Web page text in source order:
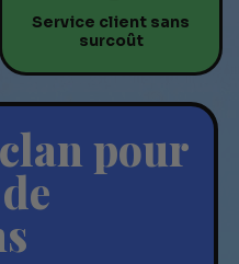
Service client sans
surcoût
pour